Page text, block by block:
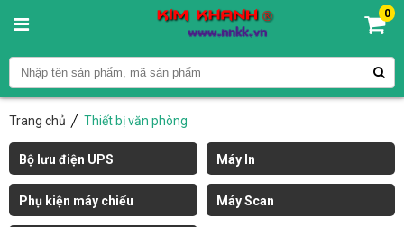
0
Trang chủ Thiết bị văn phòng
Bộ lưu điện UPS Máy In
Phụ kiện máy chiếu Máy Scan